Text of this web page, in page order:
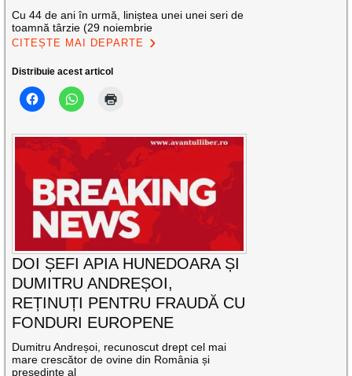
Cu 44 de ani în urmă, liniștea unei unei seri de
toamnă târzie (29 noiembrie
CITEȘTE MAI DEPARTE
Distribuie acest articol
DOI ȘEFI APIA HUNEDOARA ȘI
DUMITRU ANDREȘOI,
REȚINUȚI PENTRU FRAUDĂ CU
FONDURI EUROPENE
Dumitru Andreșoi, recunoscut drept cel mai
mare crescător de ovine din România și
președinte al